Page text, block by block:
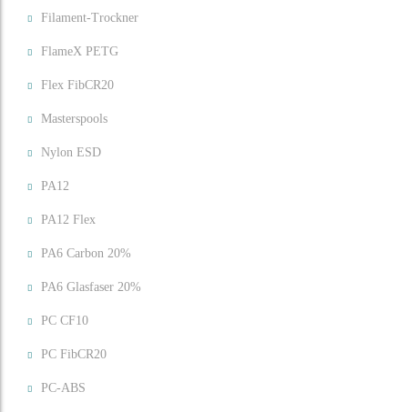
Filament-Trockner
FlameX PETG
Flex FibCR20
Masterspools
Nylon ESD
PA12
PA12 Flex
PA6 Carbon 20%
PA6 Glasfaser 20%
PC CF10
PC FibCR20
PC-ABS